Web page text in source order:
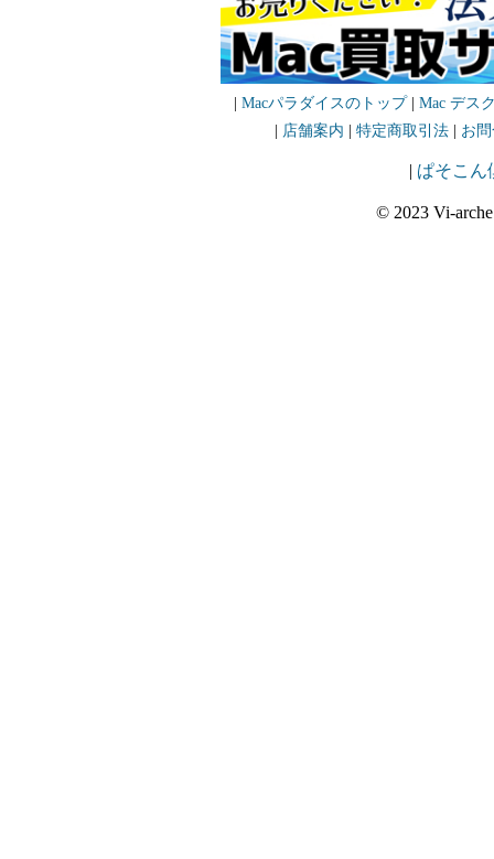
| Macパラダイスのトップ| Mac デス
| 店舗案内 | 特定商取引法 | お
| ぱそこん
© 2023 Vi-